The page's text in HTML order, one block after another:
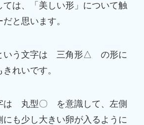
ては、「美しい形」について触
と思います。
いう文字は 三角形△ の形に
れいです。
は 丸型〇 を意識して、左側
にも少し大きい卵が入るように